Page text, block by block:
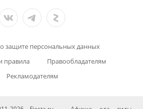
защите персональных данных
правила
Правообладателям
Рекламодателям